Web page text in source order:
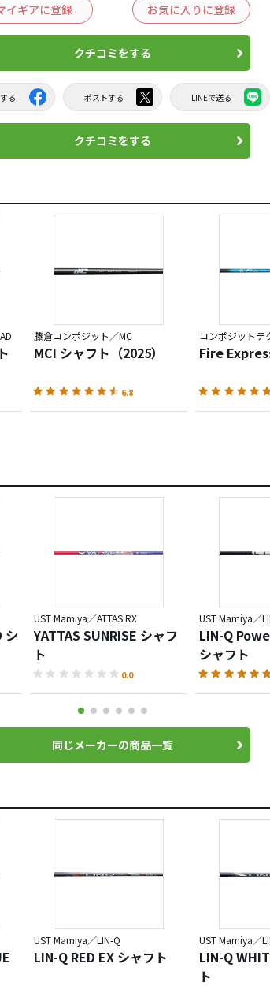
イギアに登録 お気に入りに登録
クチコミをする
る ポストする LINEで送る
クチコミをする
藤倉コンポジット／MC
MCI シャフト（2025）
6.8
Fire
シ
UST Mamiya／ATTAS RX
YATTAS SUNRISE シャフ
ト
0.0
UST Mamiya／
LIN-Q
シャフト
同じメーカーの商品一覧
UST Mamiya／LIN-Q
LIN-Q RED EX シャフト
UST Mamiya／
LIN-Q
ト